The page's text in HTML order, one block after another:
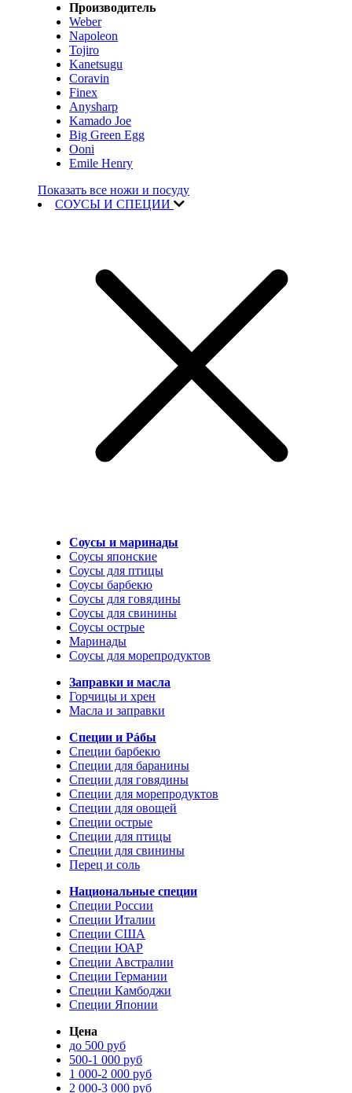
Производитель
Weber
Napoleon
Tojiro
Kanetsugu
Coravin
Finex
Anysharp
Kamado Joe
Big Green Egg
Ooni
Emile Henry
Показать все ножи и посуду
СОУСЫ И СПЕЦИИ
Соусы и маринады
Соусы японские
Соусы для птицы
Соусы барбекю
Соусы для говядины
Соусы для свинины
Соусы острые
Маринады
Соусы для морепродуктов
Заправки и масла
Горчицы и хрен
Масла и заправки
Специи и Рáбы
Специи барбекю
Специи для баранины
Специи для говядины
Специи для морепродуктов
Специи для овощей
Специи острые
Специи для птицы
Специи для свинины
Перец и соль
Национальные специи
Специи России
Специи Италии
Специи США
Специи ЮАР
Специи Австралии
Специи Германии
Специи Камбоджи
Специи Японии
Цена
до 500 руб
500-1 000 руб
1 000-2 000 руб
2 000-3 000 руб